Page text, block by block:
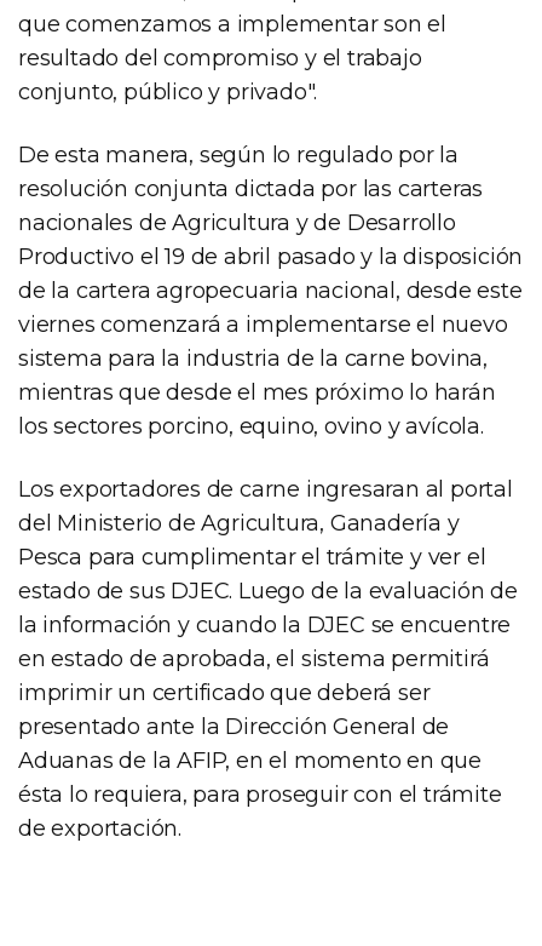
que comenzamos a implementar son el
resultado del compromiso y el trabajo
conjunto, público y privado".
De esta manera, según lo regulado por la
resolución conjunta dictada por las carteras
nacionales de Agricultura y de Desarrollo
Productivo el 19 de abril pasado y la disposición
de la cartera agropecuaria nacional, desde este
viernes comenzará a implementarse el nuevo
sistema para la industria de la carne bovina,
mientras que desde el mes próximo lo harán
los sectores porcino, equino, ovino y avícola.
Los exportadores de carne ingresaran al portal
del Ministerio de Agricultura, Ganadería y
Pesca para cumplimentar el trámite y ver el
estado de sus DJEC. Luego de la evaluación de
la información y cuando la DJEC se encuentre
en estado de aprobada, el sistema permitirá
imprimir un certificado que deberá ser
presentado ante la Dirección General de
Aduanas de la AFIP, en el momento en que
ésta lo requiera, para proseguir con el trámite
de exportación.